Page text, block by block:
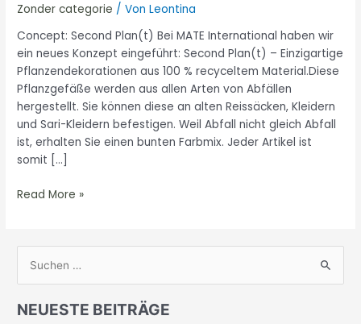
Zonder categorie / VonLeontina
Concept: Second Plan(t) Bei MATE International haben wir
ein neues Konzept eingeführt: Second Plan(t) – Einzigartige
Pflanzendekorationen aus 100 % recyceltem Material.Diese
Pflanzgefäße werden aus allen Arten von Abfällen
hergestellt. Sie können diese an alten Reissäcken, Kleidern
und Sari-Kleidern befestigen. Weil Abfall nicht gleich Abfall
ist, erhalten Sie einen bunten Farbmix. Jeder Artikel ist
somit […]
Read More »
u
c
NEUESTE BEITRÄGE